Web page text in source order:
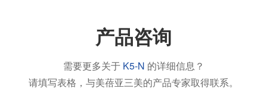
产品咨询
需要更多关于 K5-N 的详细信息？
请填写表格，与美蓓亚三美的产品专家取得联系。